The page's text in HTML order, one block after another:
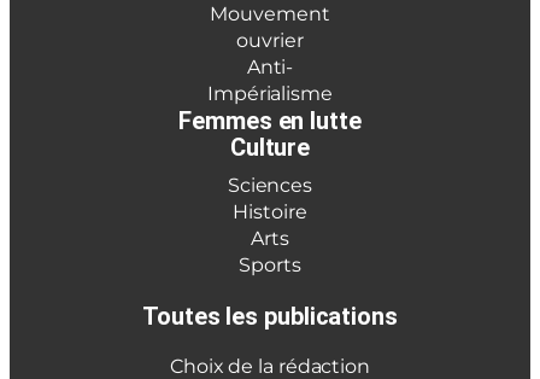
Mouvement
ouvrier
Anti-
Impérialisme
Femmes en lutte
Culture
Sciences
Histoire
Arts
Sports
Toutes les publications
Choix de la rédaction